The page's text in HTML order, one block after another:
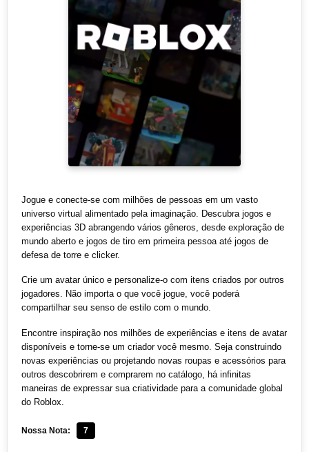
Jogue e conecte-se com milhões de pessoas em um vasto
universo virtual alimentado pela imaginação. Descubra jogos e
experiências 3D abrangendo vários gêneros, desde exploração de
mundo aberto e jogos de tiro em primeira pessoa até jogos de
defesa de torre e clicker.
Crie um avatar único e personalize-o com itens criados por outros
jogadores. Não importa o que você jogue, você poderá
compartilhar seu senso de estilo com o mundo.
Encontre inspiração nos milhões de experiências e itens de avatar
disponíveis e torne-se um criador você mesmo. Seja construindo
novas experiências ou projetando novas roupas e acessórios para
outros descobrirem e comprarem no catálogo, há infinitas
maneiras de expressar sua criatividade para a comunidade global
do Roblox.
Nossa Nota: 7